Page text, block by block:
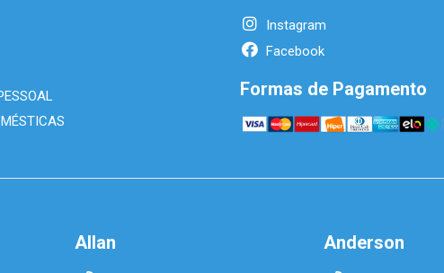
Instagram
Facebook
Formas de Pagamento
Allan Anderson